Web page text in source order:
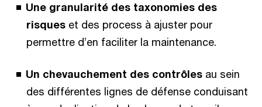
Une granularité des taxonomies des
risques et des process à ajuster pour
permettre d’en faciliter la maintenance.
Un chevauchement des contrôles au sein
des différentes lignes de défense conduisant